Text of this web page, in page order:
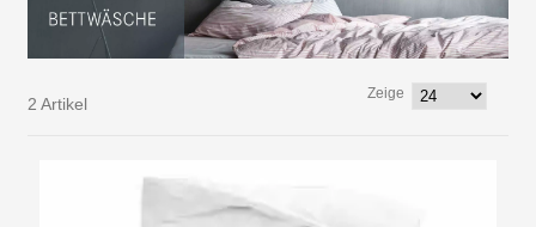
2 Artikel
Zeige